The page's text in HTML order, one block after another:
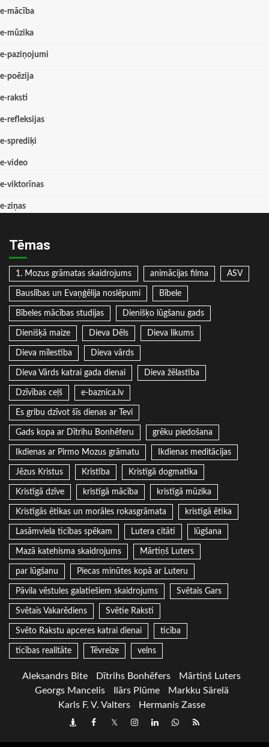
e-mācība
e-mūzika
e-paziņojumi
e-poēzija
e-raksti
e-refleksijas
e-sprediķi
e-video
e-viktorīnas
e-ziņas
Tēmas
1. Mozus grāmatas skaidrojums animācijas filma ASV
Bauslības un Evaņģēlija noslēpumi Bībele
Bībeles mācības studijas Dienišķo lūgšanu gads
Dienišķā maize Dieva Dēls Dieva likums
Dieva mīlestība Dieva vārds
Dieva Vārds katrai gada dienai Dieva žēlastība
Dzīvības ceļš e-baznica.lv
Es gribu dzīvot šīs dienas ar Tevi
Gads kopa ar Dītrihu Bonhēferu grēku piedošana
Ikdienas ar Pirmo Mozus grāmatu Ikdienas meditācijas
Jēzus Kristus Kristība Kristīgā dogmatika
Kristīgā dzīve kristīgā mācība kristīgā mūzika
Kristīgās ētikas un morāles rokasgrāmata kristīgā ētika
Lasāmviela ticības spēkam Lutera citāti lūgšana
Mazā katehisma skaidrojums Mārtiņš Luters
par lūgšanu Piecas minūtes kopā ar Luteru
Pāvila vēstules galatiešiem skaidrojums Svētais Gars
Svētais Vakarēdiens Svētie Raksti
Svēto Rakstu apceres katrai dienai ticība
ticības realitāte Tēvreize velns
Aleksandrs Bite Dītrihs Bonhēfers
Mārtiņš Luters
Georgs Mancelis
Ilārs Plūme
Markku Särelä
Karls F. V. Valters
Hermanis Zasse
DraugiemFacebook
TwitterInstagram
LinkedInwhatsapp
RSS